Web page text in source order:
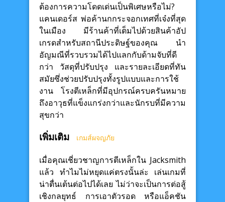
ต้องการความโดดเด่นเป็นพิเศษหรือไม่?
แคนเดอร์ส พ่อค้านกกระจอกเทศที่เจ๋งที่สุด
ในเมือง มีร้านค้าที่เต็มไปด้วยสินค้าอัป
เกรดสำหรับสถานีประดิษฐ์ของคุณ นำ
อัญมณีที่รวบรวมได้ไปแลกกับด้ามจับที่ดี
กว่า วัสดุที่ปรับปรุง และรายละเอียดที่ทัน
สมัยซึ่งช่วยปรับปรุงทั้งรูปแบบและการใช้
งาน โรงตีเหล็กที่มีอุปกรณ์ครบครันหมาย
ถึงอาวุธที่แข็งแกร่งกว่าและนักรบที่มีความ
สุขกว่า
เพิ่มเติม เกมส์ผจญภัย
เมื่อคุณเชี่ยวชาญการตีเหล็กใน Jacksmith
แล้ว ทำไมไม่หยุดแค่ตรงนั้นล่ะ เล่นเกมที่
น่าตื่นเต้นต่อไปได้เลย ไม่ว่าจะเป็นการต่อสู้
เชิงกลยุทธ์ การเอาตัวรอด หรือแอ็คชัน